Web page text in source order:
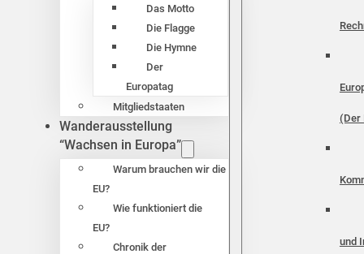
Das Motto
Die Flagge
Die Hymne
Der
Europatag
Mitgliedstaaten
Wanderausstellung
“Wachsen in Europa”
Warum brauchen wir die
EU?
Wie funktioniert die
EU?
Chronik der
(Der
und